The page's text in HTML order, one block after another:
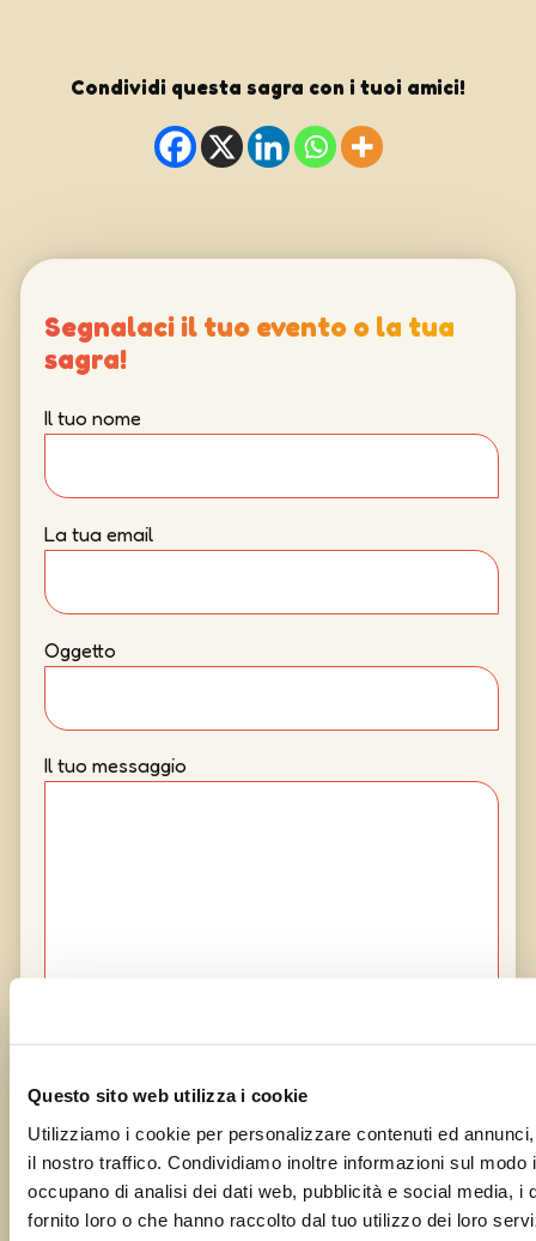
Questo sito web utilizza i cookie
Utilizziamo i cookie per personalizzare contenuti ed
il nostro traffico. Condividiamo inoltre informazioni sul
occupano di analisi dei dati web, pubblicità e social media,
fornito loro o che hanno raccolto dal tuo utilizzo dei loro
Condividi questa sagra con i tuoi amici!
Segnalaci il tuo evento o la tua
sagra!
Il tuo nome
La tua email
Oggetto
Il tuo messaggio